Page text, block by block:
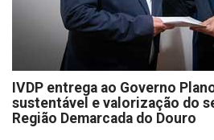
IVDP entrega ao Governo
sustentável e valorização do
Região Demarcada do Douro